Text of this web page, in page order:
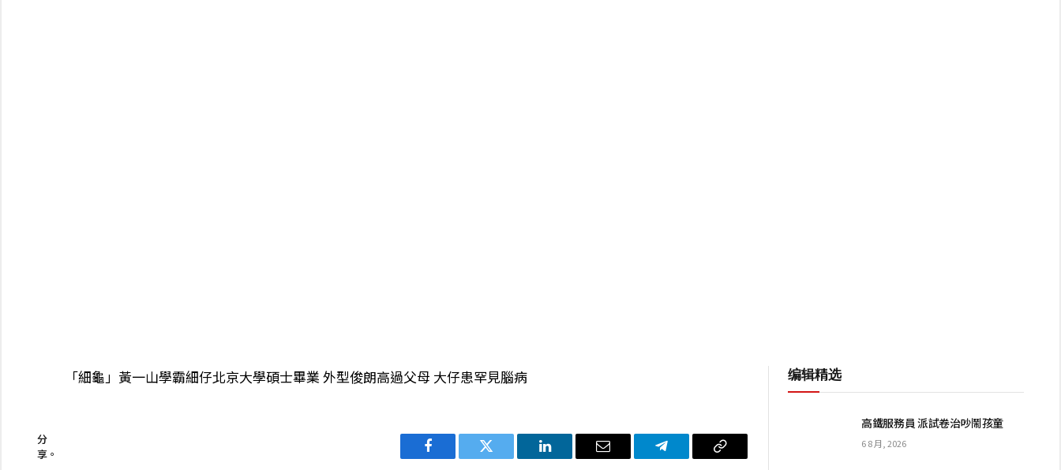
「細龜」黃一山學霸細仔北京大學碩士畢業 外型俊朗高過父母 大仔患罕見腦病
分
享。
Facebook Twitter LinkedIn 电
Telegram 复
编辑精选
高鐵服務員 派試卷治吵鬧孩童
6 8 月, 2026